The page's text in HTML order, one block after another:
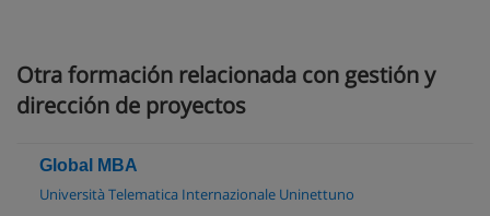
Otra formación relacionada con gestión y
dirección de proyectos
Global MBA
Università Telematica Internazionale Uninettuno